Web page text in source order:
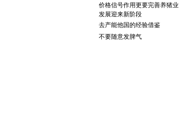
价格信号作用更要完善养猪业
发展迎来新阶段
去产能他国的经验借鉴
不要随意发脾气